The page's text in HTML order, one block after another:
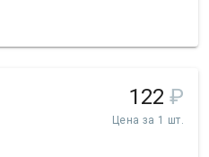
122 ₽
Цена за 1 шт.